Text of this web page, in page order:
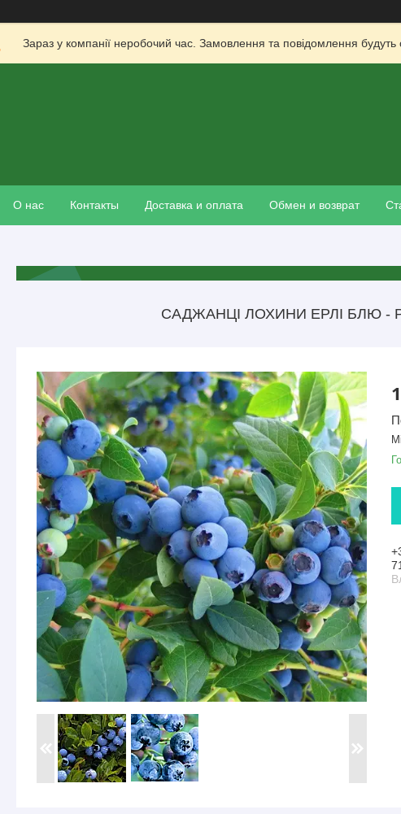
Зараз у компанії неробочий час. Замовлення та повідомлення
О нас Контакты Доставка и оплата Обмен и возврат
САДЖАНЦІ ЛОХИНИ ЕРЛІ БЛЮ -
71